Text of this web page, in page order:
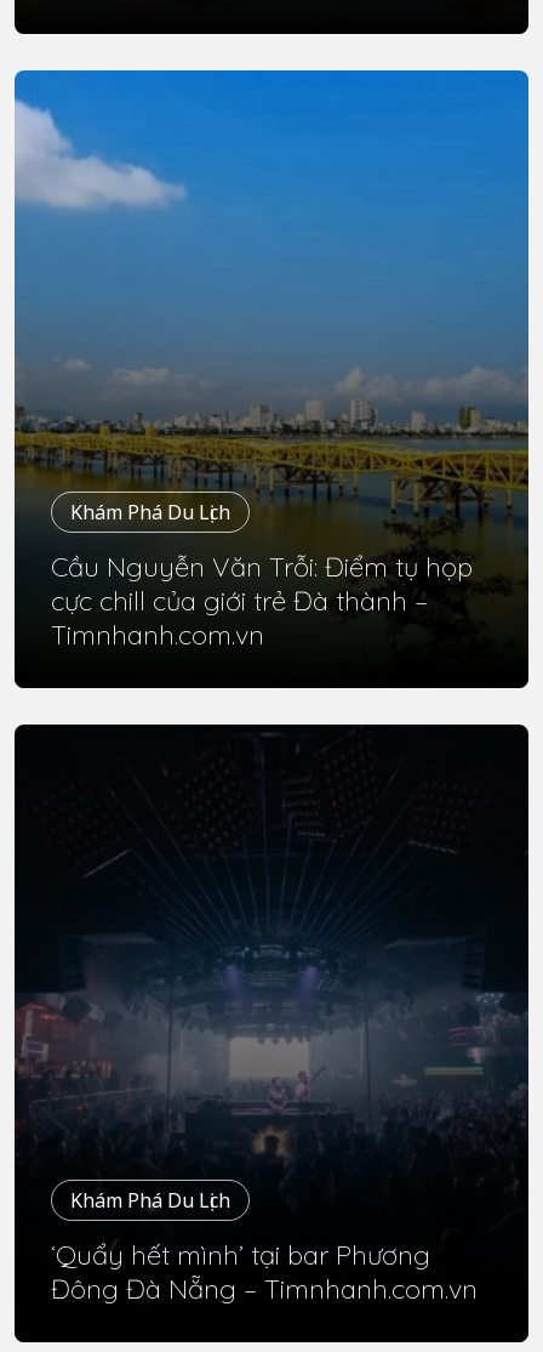
Khám Phá Du Lịch
Cầu Nguyễn Văn Trỗi: Điểm tụ họp
cực chill của giới trẻ Đà thành –
Timnhanh.com.vn
Khám Phá Du Lịch
‘Quẩy hết mình’ tại bar Phương
Đông Đà Nẵng – Timnhanh.com.vn